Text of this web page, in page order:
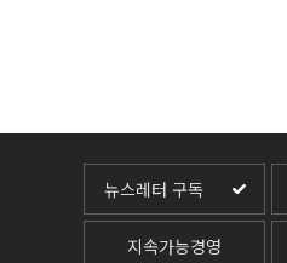
뉴스레터 구독
지속가능경영